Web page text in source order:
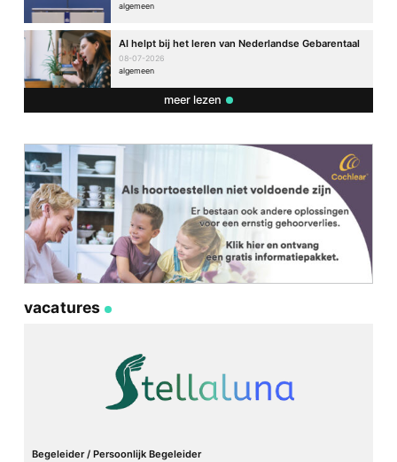
algemeen
AI helpt bij het leren van Nederlandse Gebarentaal
08-07-2026
algemeen
meer lezen
vacatures
Begeleider / Persoonlijk Begeleider